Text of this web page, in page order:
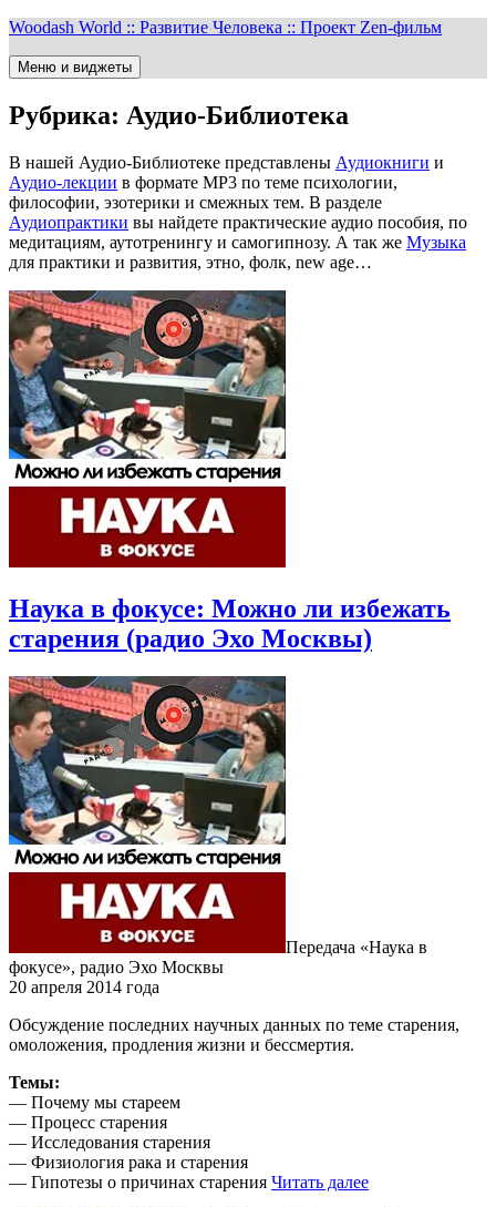
Перейти
содержимому
Woodash World :: Развитие Человека :: Проект Zen-фильм
Меню и виджеты
Рубрика: Аудио-Библиотека
В нашей Аудио-Библиотеке представлены Аудиокниги и
Аудио-лекции в формате MP3 по теме психологии,
философии, эзотерики и смежных тем. В разделе
Аудиопрактики вы найдете практические аудио пособия, по
медитациям, аутотренингу и самогипнозу. А так же Музыка
для практики и развития, этно, фолк, new age…
Наука в фокусе: Можно ли избежать
старения (радио Эхо Москвы)
Передача «Наука в
фокусе», радио Эхо Москвы
20 апреля 2014 года
Обсуждение последних научных данных по теме старения,
омоложения, продления жизни и бессмертия.
Темы:
— Почему мы стареем
— Процесс старения
— Исследования старения
— Физиология рака и старения
— Гипотезы о причинах старения Читать далееНаука